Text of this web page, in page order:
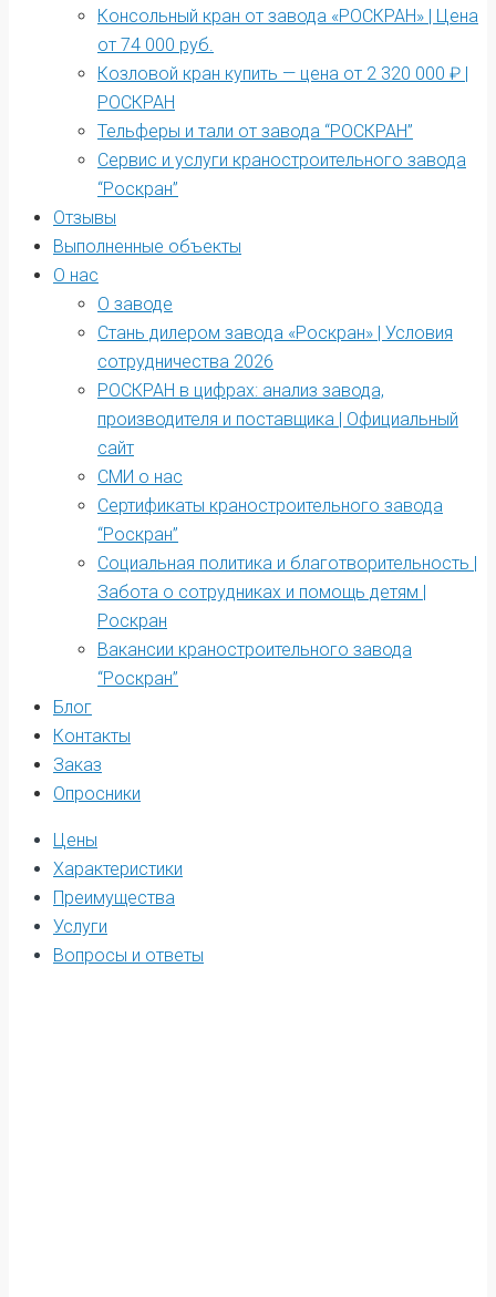
Консольный кран от завода «РОСКРАН» | Цена
от 74 000 руб.
Козловой кран купить — цена от 2 320 000 ₽ |
РОСКРАН
Тельферы и тали от завода “РОСКРАН”
Сервис и услуги краностроительного завода
“Роскран”
Отзывы
Выполненные объекты
О нас
О заводе
Стань дилером завода «Роскран» | Условия
сотрудничества 2026
РОСКРАН в цифрах: анализ завода,
производителя и поставщика | Официальный
сайт
СМИ о нас
Сертификаты краностроительного завода
“Роскран”
Социальная политика и благотворительность |
Забота о сотрудниках и помощь детям |
Роскран
Вакансии краностроительного завода
“Роскран”
Блог
Контакты
Заказ
Опросники
Цены
Характеристики
Преимущества
Услуги
Вопросы и ответы